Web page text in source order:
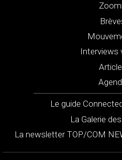
Interviews
Le guide
La Galerie
La newsletter TOP/COM